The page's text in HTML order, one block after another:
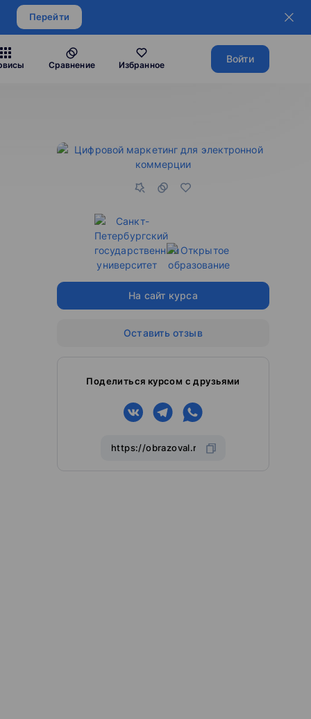
Перейти
Сравнение Избранное
Войти
На сайт курса
Оставить отзыв
Поделиться курсом с друзьями